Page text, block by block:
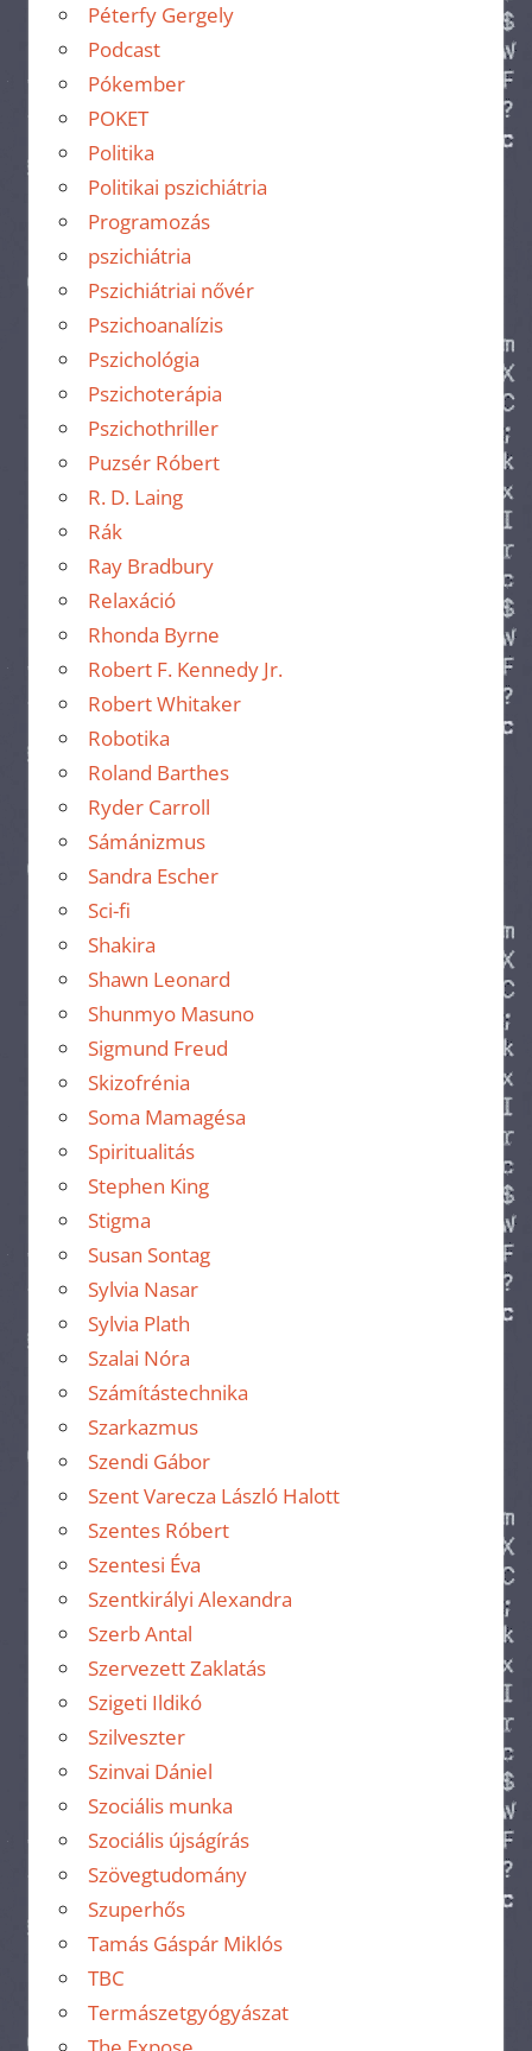
Péterfy Gergely
Podcast
Pókember
POKET
Politika
Politikai pszichiátria
Programozás
pszichiátria
Pszichiátriai nővér
Pszichoanalízis
Pszichológia
Pszichoterápia
Pszichothriller
Puzsér Róbert
R. D. Laing
Rák
Ray Bradbury
Relaxáció
Rhonda Byrne
Robert F. Kennedy Jr.
Robert Whitaker
Robotika
Roland Barthes
Ryder Carroll
Sámánizmus
Sandra Escher
Sci-fi
Shakira
Shawn Leonard
Shunmyo Masuno
Sigmund Freud
Skizofrénia
Soma Mamagésa
Spiritualitás
Stephen King
Stigma
Susan Sontag
Sylvia Nasar
Sylvia Plath
Szalai Nóra
Számítástechnika
Szarkazmus
Szendi Gábor
Szent Varecza László Halott
Szentes Róbert
Szentesi Éva
Szentkirályi Alexandra
Szerb Antal
Szervezett Zaklatás
Szigeti Ildikó
Szilveszter
Szinvai Dániel
Szociális munka
Szociális újságírás
Szövegtudomány
Szuperhős
Tamás Gáspár Miklós
TBC
Termászetgyógyászat